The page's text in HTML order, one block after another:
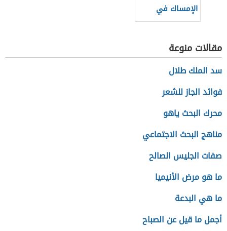
الإمساك في
المنزل
مقالات منوعة
سد الملك طلال
فوائد الجاز للشعر
محرك البحث ياهو
مناهج البحث الاجتماعي
صفات الجليس الصالح
ما هو مرض الأنيميا
ما هي البدعة
أجمل ما قيل عن الصباح